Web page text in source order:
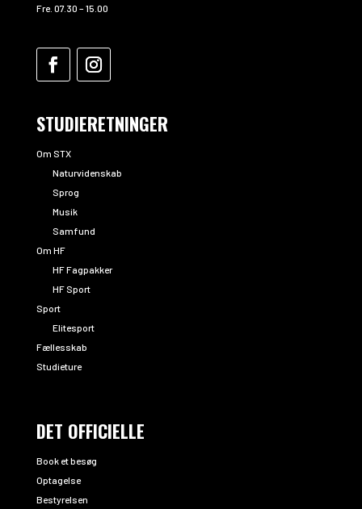
Fre. 07.30 – 15.00
STUDIERETNINGER
Om STX
Naturvidenskab
Sprog
Musik
Samfund
Om HF
HF Fagpakker
HF Sport
Sport
Elitesport
Fællesskab
Studieture
DET OFFICIELLE
Book et besøg
Optagelse
Bestyrelsen